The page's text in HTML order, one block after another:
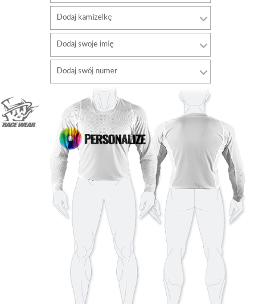
Dodaj kamizelkę
Dodaj swoje imię
czcionki
Kolor czcionki
Kolor obrysu
Bez obrysu
DODAJ
Dodaj swój numer
czcionki
Kolor czcionki
Kolor obrysu
DODAJ